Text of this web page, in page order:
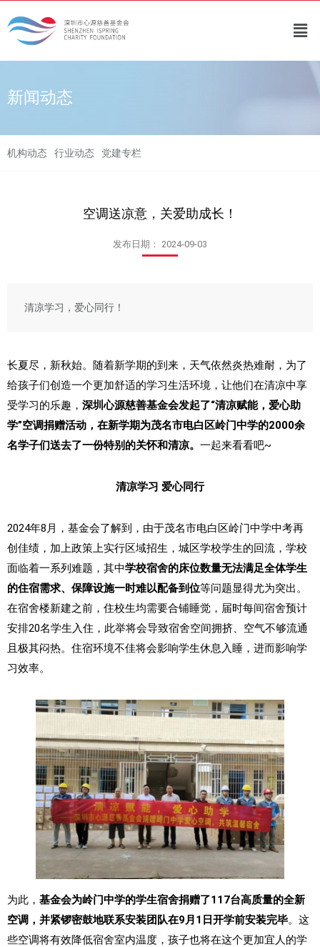
新闻动态
机构动态 行业动态 党建专栏
空调送凉意，关爱助成长！
发布日期： 2024-09-03
清凉学习，爱心同行！
长夏尽，新秋始。随着新学期的到来，天气依然炎热难耐，为了
给孩子们创造一个更加舒适的学习生活环境，让他们在清凉中享
受学习的乐趣， 深圳心源慈善基金会发起了“清凉赋能，爱心助
学”空调捐赠活动，在新学期为茂名市电白区岭门中学的2000余
名学子们送去了一份特别的关怀和清凉。 一起来看看吧~
清凉学习 爱心同行
2024年8月，基金会了解到，由于茂名市电白区岭门中学中考再
创佳绩，加上政策上实行区域招生，城区学校学生的回流，学校
面临着一系列难题，其中学校宿舍的床位数量无法满足全体学生
的住宿需求、保障设施一时难以配备到位等问题显得尤为突出。
在宿舍楼新建之前，住校生均需要合铺睡觉，届时每间宿舍预计
安排20名学生入住，此举将会导致宿舍空间拥挤、空气不够流通
且极其闷热。住宿环境不佳将会影响学生休息入睡，进而影响学
习效率。
为此， 基金会为岭门中学的学生宿舍捐赠了117台高质量的全新
空调，并紧锣密鼓地联系安装团队在9月1日开学前安装完毕。这
些空调将有效降低宿舍室内温度，孩子也将在这个更加宜人的学